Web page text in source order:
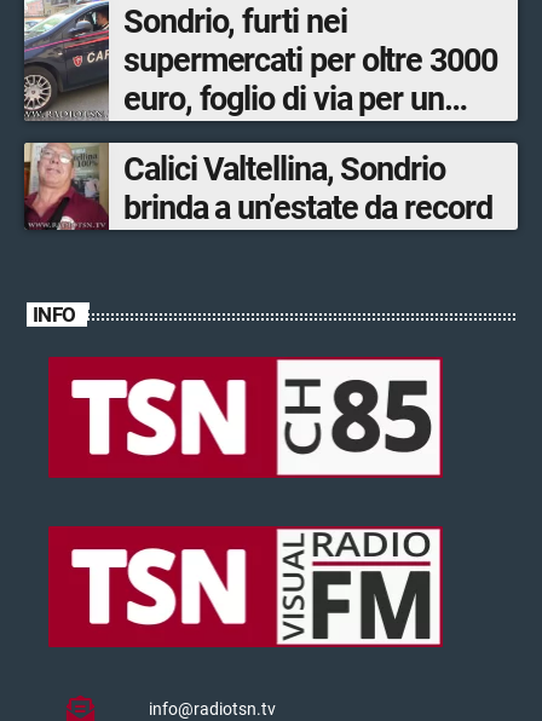
Sondrio, furti nei
supermercati per oltre 3000
euro, foglio di via per un
ventinovenne
Calici Valtellina, Sondrio
brinda a un’estate da record
INFO
info@radiotsn.tv